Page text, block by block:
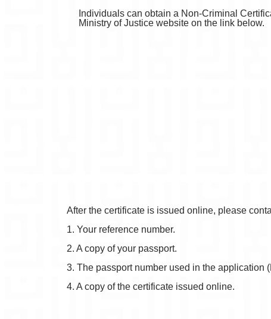
Individuals can obtain a Non-Criminal
Ministry of Justice website on the link below.
After the certificate is issued online, please
1. Your reference number.
2. A copy of your passport.
3. The passport number used in the application
4. A copy of the certificate issued online.